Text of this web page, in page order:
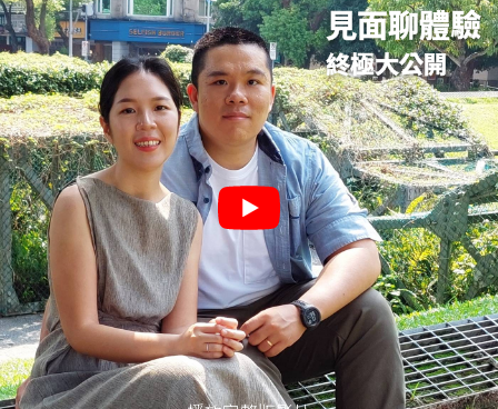
見面聊體驗
終極大公開